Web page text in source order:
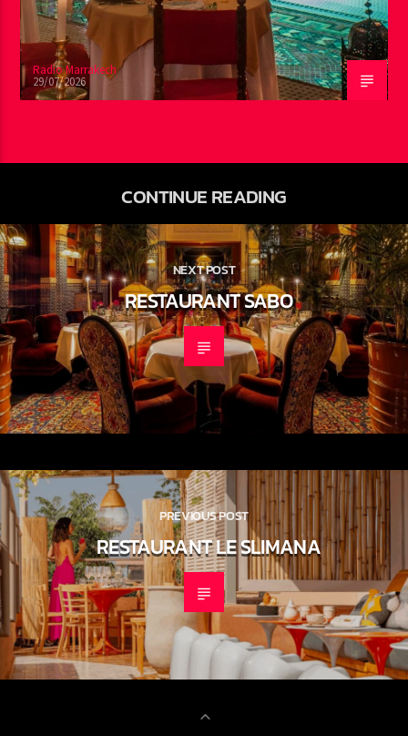
Radio Marrakech
29/07/2026
CONTINUE READING
NEXT POST
RESTAURANT SABO
PREVIOUS POST
RESTAURANT LE SLIMANA